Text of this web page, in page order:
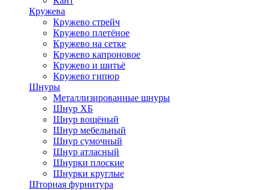
Кружева
Кружево стрейч
Кружево плетёное
Кружево на сетке
Кружево капроновое
Кружево и шитьё
Кружево гипюр
Шнуры
Металлизированные шнуры
Шнур ХБ
Шнур вощёный
Шнур мебельный
Шнур сумочный
Шнур атласный
Шнурки плоские
Шнурки круглые
Шторная фурнитура